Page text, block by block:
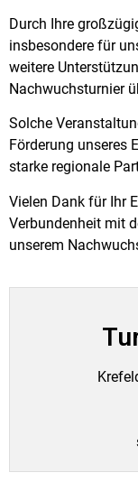
Durch Ihre
insbesondere für
weitere
Nachwuchsturnier
Solche
Förderung unseres
starke regionale
Vielen Dank für Ihr
Verbundenheit mit
unserem